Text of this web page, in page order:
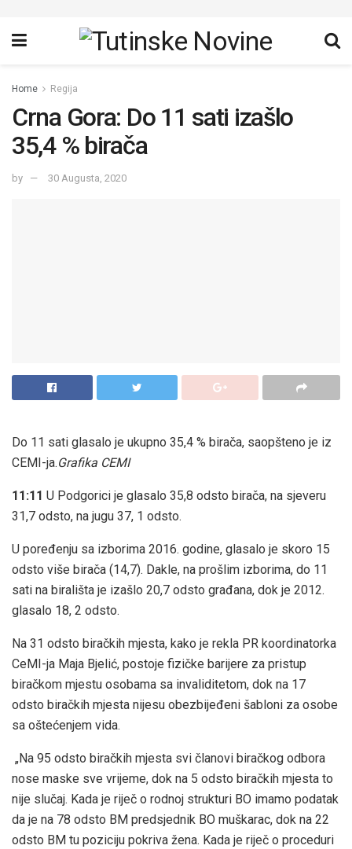
Home Regija
Crna Gora: Do 11 sati izašlo
35,4 % birača
by 30 Augusta, 2020
Do 11 sati glasalo je ukupno 35,4 % birača, saopšteno je iz
CEMI-ja.Grafika CEMI
11:11 U Podgorici je glasalo 35,8 odsto birača, na sjeveru
31,7 odsto, na jugu 37, 1 odsto.
U poređenju sa izborima 2016. godine, glasalo je skoro 15
odsto više birača (14,7). Dakle, na prošlim izborima, do 11
sati na birališta je izašlo 20,7 odsto građana, dok je 2012.
glasalo 18, 2 odsto.
Na 31 odsto biračkih mjesta, kako je rekla PR koordinatorka
CeMI-ja Maja Bjelić, postoje fizičke barijere za pristup
biračkom mjestu osobama sa invaliditetom, dok na 17
odsto biračkih mjesta nijesu obezbijeđeni šabloni za osobe
sa oštećenjem vida.
„Na 95 odsto biračkih mjesta svi članovi biračkog odbora
nose maske sve vrijeme, dok na 5 odsto biračkih mjesta to
nije slučaj. Kada je riječ o rodnoj strukturi BO imamo podatak
da je na 78 odsto BM predsjednik BO muškarac, dok na 22
odsto BM tu poziciju pokriva žena. Kada je riječ o proceduri